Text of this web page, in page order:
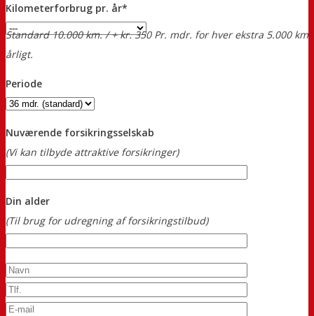
Kilometerforbrug pr. år*
Standard 10.000 km. / + kr. 350 Pr. mdr. for hver ekstra 5.000 km
årligt.
Periode
Nuværende forsikringsselskab
(Vi kan tilbyde attraktive forsikringer)
Din alder
(Til brug for udregning af forsikringstilbud)